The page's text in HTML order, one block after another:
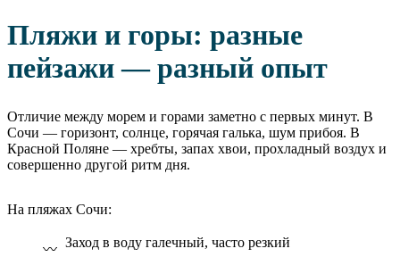
Пляжи и горы: разные
пейзажи — разный опыт
Отличие между морем и горами заметно с первых минут. В
Сочи — горизонт, солнце, горячая галька, шум прибоя. В
Красной Поляне — хребты, запах хвои, прохладный воздух и
совершенно другой ритм дня.
На пляжах Сочи:
Заход в воду галечный, часто резкий